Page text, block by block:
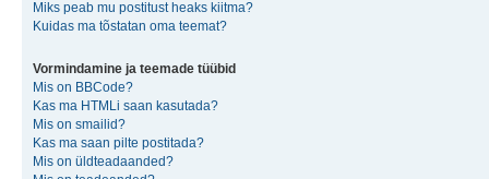
Miks peab mu postitust heaks kiitma?
Kuidas ma tõstatan oma teemat?
Vormindamine ja teemade tüübid
Mis on BBCode?
Kas ma HTMLi saan kasutada?
Mis on smailid?
Kas ma saan pilte postitada?
Mis on üldteadaanded?